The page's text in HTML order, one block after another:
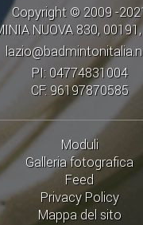
Copyright © 2009 -
NUOVA 830,
PI: 04774831004
CF: 96197870585
Moduli
Galleria fotografica
Feed
Privacy Policy
Mappa del sito